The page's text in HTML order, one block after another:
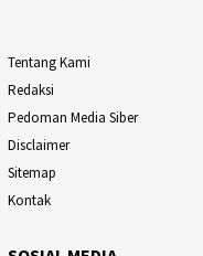
Tentang Kami
Redaksi
Pedoman Media Siber
Disclaimer
Sitemap
Kontak